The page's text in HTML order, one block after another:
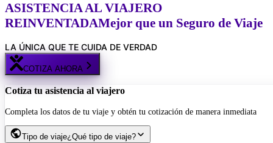
ASISTENCIA AL VIAJERO
REINVENTADAMejor que un Seguro de Viaje
LA ÚNICA QUE TE CUIDA DE VERDAD
COTIZA AHORA
Cotiza tu asistencia al viajero
Completa los datos de tu viaje y obtén tu cotización de manera inmediata
Tipo de viaje¿Qué tipo de viaje?